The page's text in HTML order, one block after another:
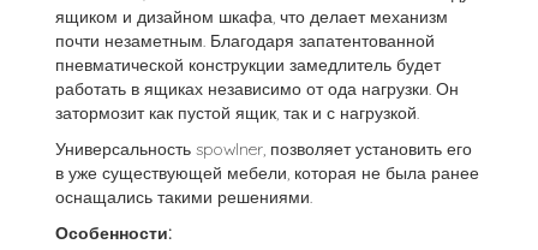
ящиком и дизайном шкафа, что делает механизм
почти незаметным. Благодаря запатентованной
пневматической конструкции замедлитель будет
работать в ящиках независимо от ода нагрузки. Он
затормозит как пустой ящик, так и с нагрузкой.
Универсальность spowlner, позволяет установить его
в уже существующей мебели, которая не была ранее
оснащались такими решениями.
Особенности: